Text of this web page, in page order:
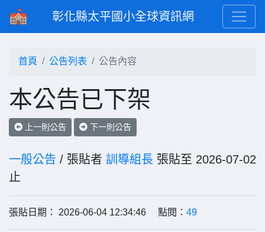
彰化縣太平國小全球資訊網
首頁 公告列表 公告內容
本公告已下架
上一則公告 下一則公告
一般公告 / 張貼者 訓導組長 張貼至 2026-07-02
止
張貼日期： 2026-06-04 12:34:46 點閱： 49